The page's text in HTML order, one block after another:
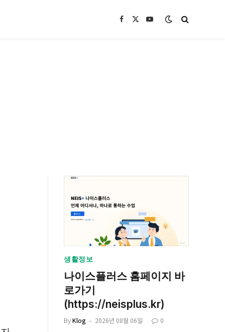
Facebook
X
YouTube
생활정보
나이스플러스 홈페이지 바
로가기
(https://neisplus.kr)
ByKlog 2026년 08월 06일 0